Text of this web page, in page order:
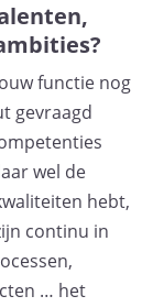
functie nog
gevraagd
wel de
hebt,
continu in
… het